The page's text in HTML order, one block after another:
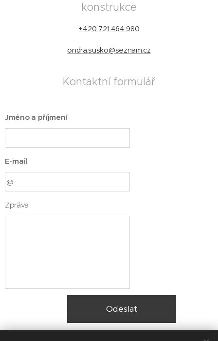
konstrukce
+420 721 464 980
ondra.susko@seznam.cz
Kontaktní formulář
Jméno a příjmení
E-mail
Zpráva
Odeslat